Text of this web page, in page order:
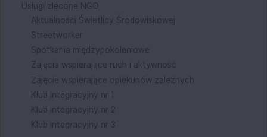
Usługi zlecone NGO
Aktualności Świetlicy Środowiskowej
Streetworker
Spotkania międzypokoleniowe
Zajęcia wspierające ruch i aktywność
Zajęcie wspierające opiekunów zależnych
Klub Integracyjny nr 1
Klub Integracyjny nr 2
Klub integracyjny nr 3